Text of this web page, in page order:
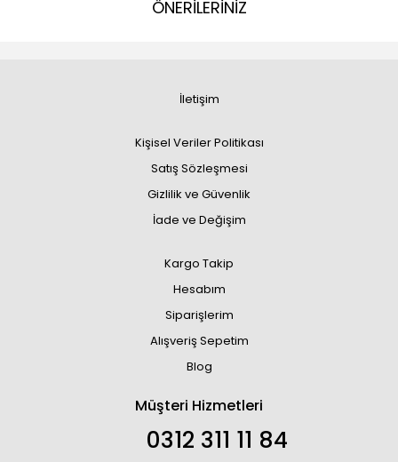
ÖNERİLERİNİZ
İletişim
Kişisel Veriler Politikası
Satış Sözleşmesi
Gizlilik ve Güvenlik
İade ve Değişim
Kargo Takip
Hesabım
Siparişlerim
Alışveriş Sepetim
Blog
Müşteri Hizmetleri
0312 311 11 84